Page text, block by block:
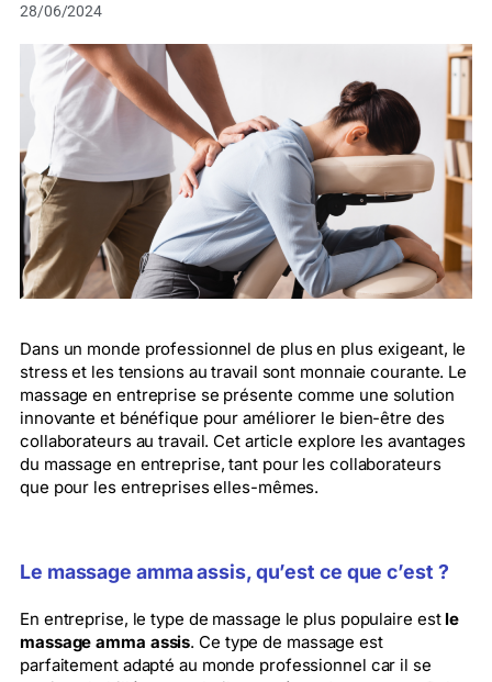
28/06/2024
Dans un monde professionnel de plus en plus exigeant, le
stress et les tensions au travail sont monnaie courante. Le
massage en entreprise se présente comme une solution
innovante et bénéfique pour améliorer le bien-être des
collaborateurs au travail. Cet article explore les avantages
du massage en entreprise, tant pour les collaborateurs
que pour les entreprises elles-mêmes.
Le massage amma assis, qu’est ce que c’est ?
En entreprise, le type de massage le plus populaire est le
massage amma assis. Ce type de massage est
parfaitement adapté au monde professionnel car il se